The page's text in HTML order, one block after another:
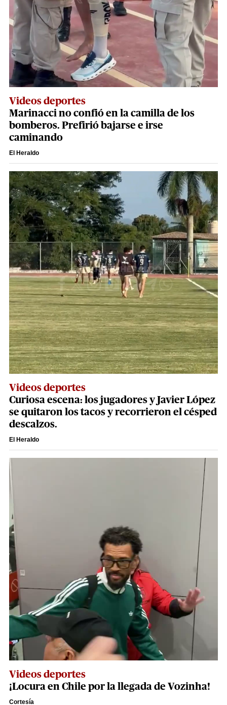
Videos deportes
Marinacci no confió en la camilla de los
bomberos. Prefirió bajarse e irse
caminando
El Heraldo
Videos deportes
Curiosa escena: los jugadores y Javier López
se quitaron los tacos y recorrieron el césped
descalzos.
El Heraldo
Videos deportes
¡Locura en Chile por la llegada de Vozinha!
Cortesía